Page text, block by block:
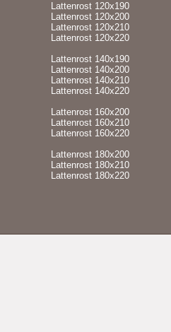
Lattenrost 120x190
Lattenrost 120x200
Lattenrost 120x210
Lattenrost 120x220
Lattenrost 140x190
Lattenrost 140x200
Lattenrost 140x210
Lattenrost 140x220
Lattenrost 160x200
Lattenrost 160x210
Lattenrost 160x220
Lattenrost 180x200
Lattenrost 180x210
Lattenrost 180x220